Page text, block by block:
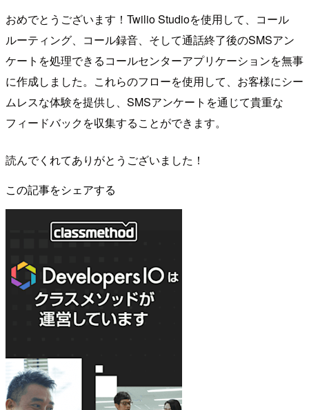
おめでとうございます！Twilio Studioを使用して、コール
ルーティング、コール録音、そして通話終了後のSMSアン
ケートを処理できるコールセンターアプリケーションを無事
に作成しました。これらのフローを使用して、お客様にシー
ムレスな体験を提供し、SMSアンケートを通じて貴重な
フィードバックを収集することができます。
読んでくれてありがとうございました！
この記事をシェアする